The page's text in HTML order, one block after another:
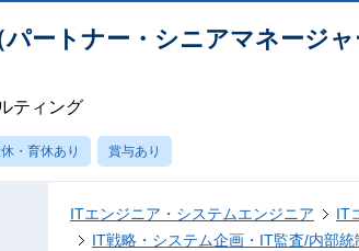
ートナー・シニアマネージ
ティング
・育休あり 賞与あり
ITエンジニア・システムエンジニア
IT
IT戦略・システム企画・IT監査/内部統